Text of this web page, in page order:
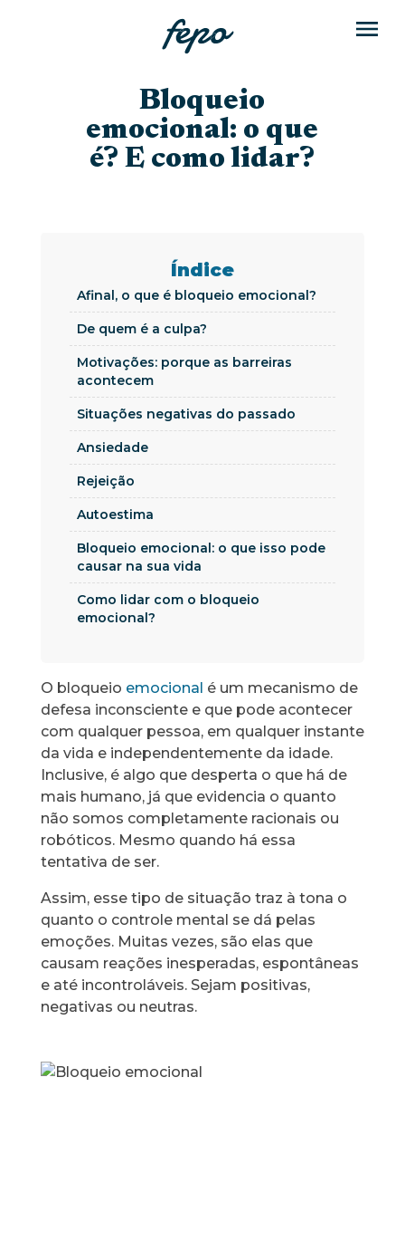
Bloqueio
emocional: o que
é? E como lidar?
Índice
Afinal, o que é bloqueio emocional?
De quem é a culpa?
Motivações: porque as barreiras
acontecem
Situações negativas do passado
Ansiedade
Rejeição
Autoestima
Bloqueio emocional: o que isso pode
causar na sua vida
Como lidar com o bloqueio
emocional?
O bloqueio emocional é um mecanismo de
defesa inconsciente e que pode acontecer
com qualquer pessoa, em qualquer instante
da vida e independentemente da idade.
Inclusive, é algo que desperta o que há de
mais humano, já que evidencia o quanto
não somos completamente racionais ou
robóticos. Mesmo quando há essa
tentativa de ser.
Assim, esse tipo de situação traz à tona o
quanto o controle mental se dá pelas
emoções. Muitas vezes, são elas que
causam reações inesperadas, espontâneas
e até incontroláveis. Sejam positivas,
negativas ou neutras.